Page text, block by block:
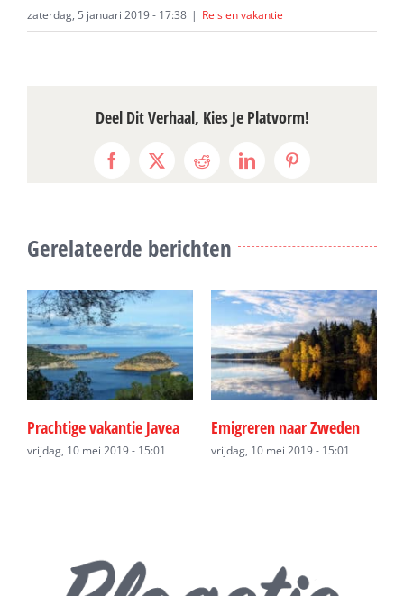
zaterdag, 5 januari 2019 - 17:38 | Reis en vakantie
Deel Dit Verhaal, Kies Je Platvorm!
Facebook
X RedditLinkedInPinterest
Gerelateerde berichten
Prachtige vakantie Javea
vrijdag, 10 mei 2019 - 15:01
Emigreren naar Zweden
vrijdag, 10 mei 2019 - 15:01